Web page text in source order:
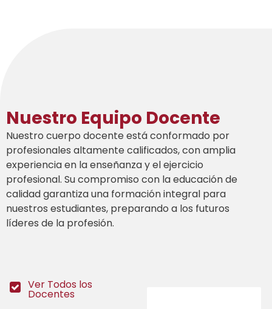
Nuestro Equipo Docente
Nuestro cuerpo docente está conformado por
profesionales altamente calificados, con amplia
experiencia en la enseñanza y el ejercicio
profesional. Su compromiso con la educación de
calidad garantiza una formación integral para
nuestros estudiantes, preparando a los futuros
líderes de la profesión.
Ver Todos los
Docentes